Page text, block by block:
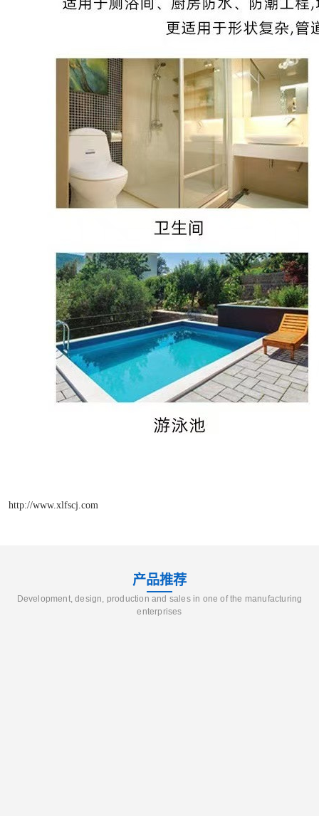
http://www.xlfscj.com
产品推荐
Development, design, production and sales in one of the manufacturing
enterprises